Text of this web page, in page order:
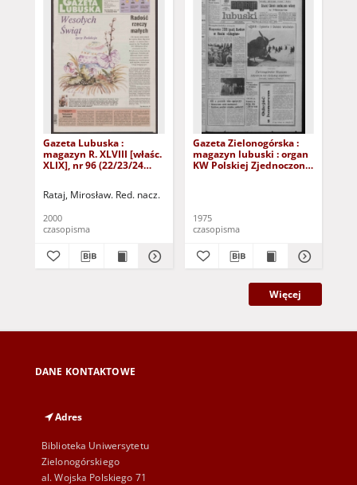
Gazeta Lubuska :
magazyn R. XLVIII [właśc.
XLIX], nr 96 (22/23/24
Rataj, Mirosław. Red. nacz.
2000
czasopisma
Gazeta Zielonogórska :
magazyn lubuski : organ
KW Polskiej Zjednoczonej
1975
czasopisma
Więcej
DANE KONTAKTOWE
Adres
Biblioteka Uniwersytetu
Zielonogórskiego
al. Wojska Polskiego 71